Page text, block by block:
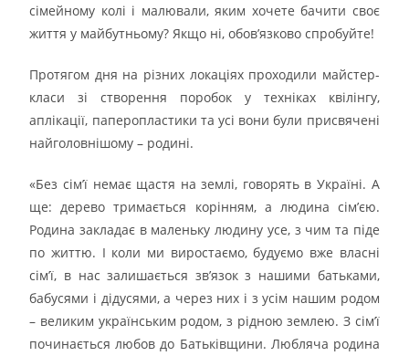
сімейному колі і малювали, яким хочете бачити своє
життя у майбутньому? Якщо ні, обов’язково спробуйте!
Протягом дня на різних локаціях проходили майстер-
класи зі створення поробок у техніках квілінгу,
аплікації, паперопластики та усі вони були присвячені
найголовнішому – родині.
«Без сім’ї немає щастя на землі, говорять в Україні. А
ще: дерево тримається корінням, а людина сім’єю.
Родина закладає в маленьку людину усе, з чим та піде
по життю. І коли ми виростаємо, будуємо вже власні
сім’ї, в нас залишається зв’язок з нашими батьками,
бабусями і дідусями, а через них і з усім нашим родом
– великим українським родом, з рідною землею. З сім’ї
починається любов до Батьківщини. Любляча родина